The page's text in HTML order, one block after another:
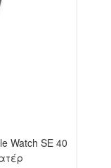
Watch SE 40